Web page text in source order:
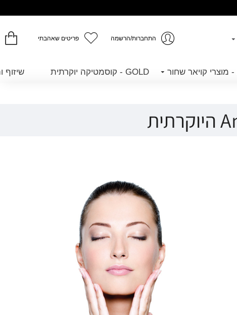
התחברות/הרשמה פריטים שאהבתי
GOLD - קוסמטיקה יוקרתית שיזוף